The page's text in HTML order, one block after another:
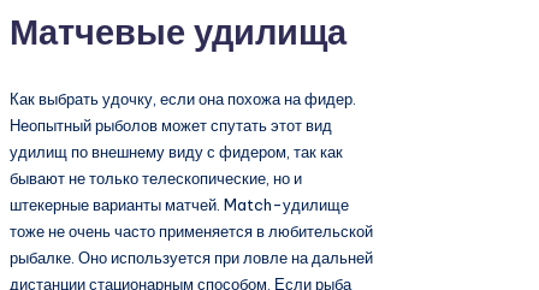
Матчевые удилища
Как выбрать удочку, если она похожа на фидер.
Неопытный рыболов может спутать этот вид
удилищ по внешнему виду с фидером, так как
бывают не только телескопические, но и
штекерные варианты матчей. Match-удилище
тоже не очень часто применяется в любительской
рыбалке. Оно используется при ловле на дальней
дистанции стационарным способом. Если рыба